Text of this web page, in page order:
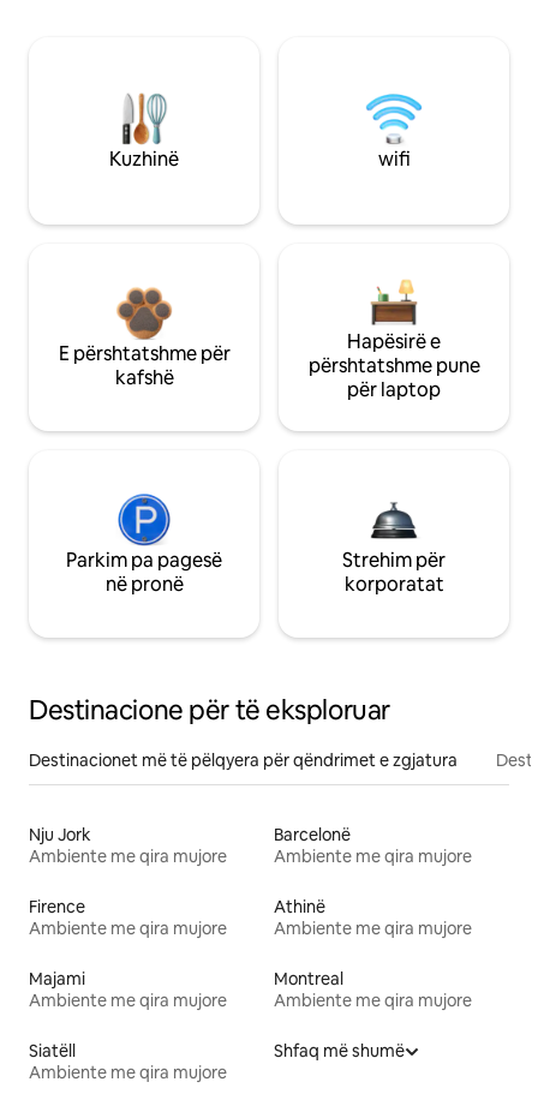
Kuzhinë wifi
E përshtatshme për
kafshë
Hapësirë e
përshtatshme pune
për laptop
Parkim pa pagesë
në pronë
Strehim për
korporatat
Destinacione për të eksploruar
Destinacionet më të pëlqyera për qëndrimet e zgjatura
Nju Jork
Ambiente me qira mujore
Barcelonë
Ambiente me qira mujore
Firence
Ambiente me qira mujore
Athinë
Ambiente me qira mujore
Majami
Ambiente me qira mujore
Montreal
Ambiente me qira mujore
Siatëll
Ambiente me qira mujore
Shfaq më shumë